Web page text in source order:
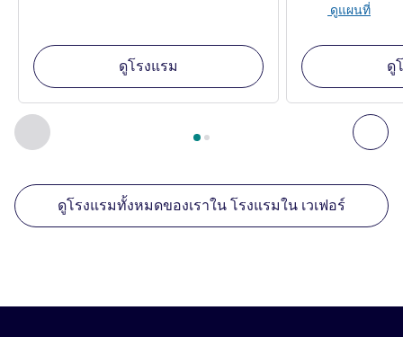
ก่อนหน้า - สถานประกอบการอื่นของเราที่อยู่ใกล้เคียง ถั
หน้า1 , สถานประกอบการอื่นของเราที่อยู่ใกล้เคียง 1 :,
ดูโรงแรม
ดูแผนที่
ดู
ดูโรงแรมทั้งหมดของเราใน โรงแรมใน เวเฟอร์